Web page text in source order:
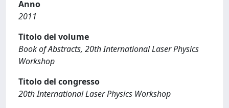
Anno
2011
Titolo del volume
Book of Abstracts, 20th International Laser Physics
Workshop
Titolo del congresso
20th International Laser Physics Workshop